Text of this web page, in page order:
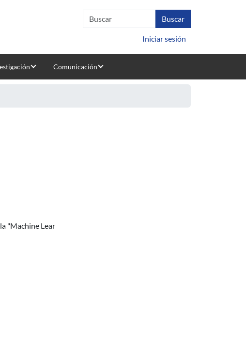
Iniciar sesión
Comunicación
en salud digital
"Machine Lear
of at most six points in all dimensions.